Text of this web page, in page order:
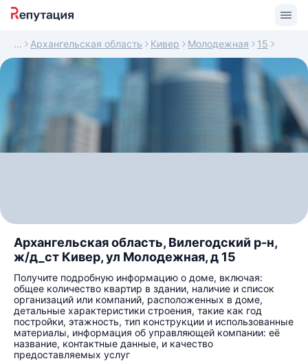
Архангельская область Кивер Молодежная 15
Архангельская область, Вилегодский р-н,
ж/д_ст Кивер, ул Молодежная, д 15
Получите подробную информацию о доме, включая:
общее количество квартир в здании, наличие и список
организаций или компаний, расположенных в доме,
детальные характеристики строения, такие как год
постройки, этажность, тип конструкции и использованные
материалы, информация об управляющей компании: её
название, контактные данные, и качество
предоставляемых услуг